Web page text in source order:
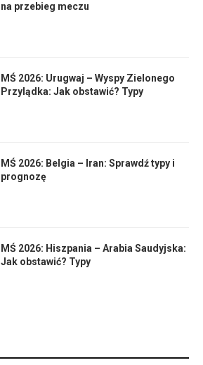
na przebieg meczu
MŚ 2026: Urugwaj – Wyspy Zielonego
Przylądka: Jak obstawić? Typy
MŚ 2026: Belgia – Iran: Sprawdź typy i
prognozę
MŚ 2026: Hiszpania – Arabia Saudyjska:
Jak obstawić? Typy